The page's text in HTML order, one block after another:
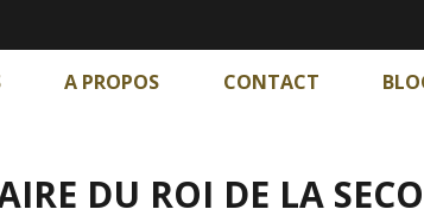
A PROPOS CONTACT
DU ROI DE LA